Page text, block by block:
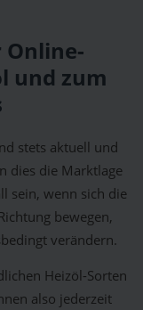
Online-
und zum
stets aktuell und
dies die Marktlage
sein, wenn sich die
bewegen,
verändern.
Heizöl-Sorten
also jederzeit